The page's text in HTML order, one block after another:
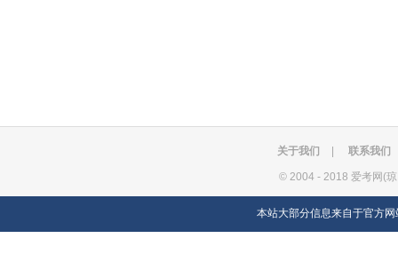
关于我们 联系我们
© 2004 - 2018 爱考网(
本站大部分信息来自于官方